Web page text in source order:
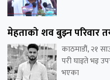
मेहताको शव बुझ्न परिवार
काठमाडौं, २१
परी घाइते भइ
भएका